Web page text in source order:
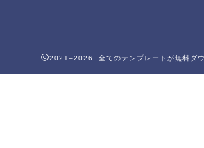
2021–2026 全てのテンプレートが無料ダ